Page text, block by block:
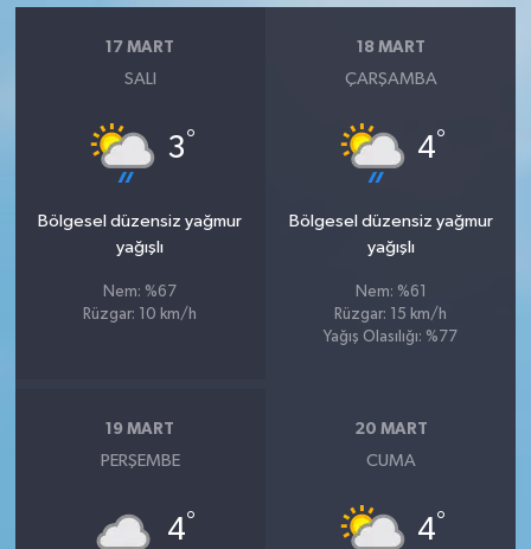
17 MART
SALI
3°
Bölgesel düzensiz yağmur
yağışlı
Nem: %67
Rüzgar: 10 km/h
18 MART
ÇARŞAMBA
4°
Bölgesel düzensiz yağmur
yağışlı
Nem: %61
Rüzgar: 15 km/h
Yağış Olasılığı: %77
19 MART
PERŞEMBE
4°
20 MART
CUMA
4°